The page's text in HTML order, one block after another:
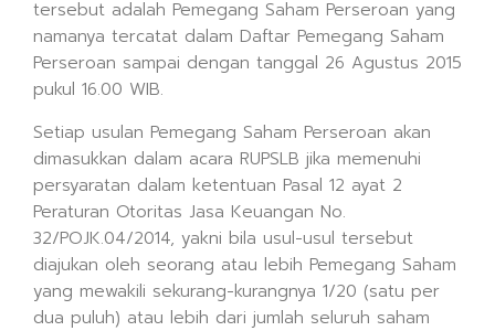
tersebut adalah Pemegang Saham Perseroan yang
namanya tercatat dalam Daftar Pemegang Saham
Perseroan sampai dengan tanggal 26 Agustus 2015
pukul 16.00 WIB.
Setiap usulan Pemegang Saham Perseroan akan
dimasukkan dalam acara RUPSLB jika memenuhi
persyaratan dalam ketentuan Pasal 12 ayat 2
Peraturan Otoritas Jasa Keuangan No.
32/POJK.04/2014, yakni bila usul-usul tersebut
diajukan oleh seorang atau lebih Pemegang Saham
yang mewakili sekurang-kurangnya 1/20 (satu per
dua puluh) atau lebih dari jumlah seluruh saham